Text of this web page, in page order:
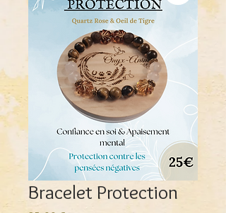
Bracelet Protection